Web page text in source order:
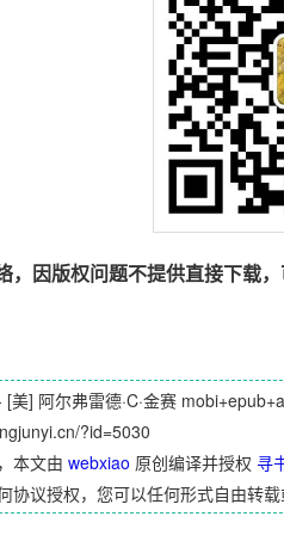
，因版权问题不提供直接下载
美] 阿尔弗雷德·C·金赛
?id=5030
本文由 webxiao 原创编译并授权 寻
协议授权，您可以任何形式自由转载